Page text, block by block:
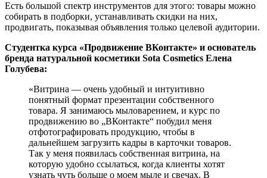
Есть большой спектр инструментов для этого: товары можно
собирать в подборки, устанавливать скидки на них,
продвигать, показывая объявления только целевой аудитории.
Студентка курса «Продвижение ВКонтакте» и основатель
бренда натуральной косметики Sota Cosmetics Елена
Голубева:
«Витрина — очень удобный и интуитивно
понятный формат презентации собственного
товара. Я занимаюсь мыловарением, и курс по
продвижению во „ВКонтакте“ побудил меня
отфотографировать продукцию, чтобы в
дальнейшем загрузить кадры в карточки товаров.
Так у меня появилась собственная витрина, на
которую удобно ссылаться, когда клиенты хотят
узнать чуть больше о моем мыле и свечах. В